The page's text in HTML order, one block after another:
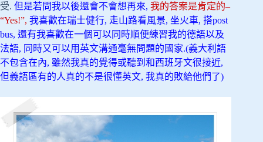
受. 但是若問我以後還會不會想再來, 我的答案是肯定的–
“Yes!”, 我喜歡在瑞士健行, 走山路看風景, 坐火車, 搭post
bus, 還有我喜歡在一個可以同時順便練習我的德語以及
法語, 同時又可以用英文溝通毫無問題的國家.(義大利語
不包含在內, 雖然我真的覺得或聽到和西班牙文很接近,
但義語區有的人真的不是很懂英文, 我真的敗給他們了)